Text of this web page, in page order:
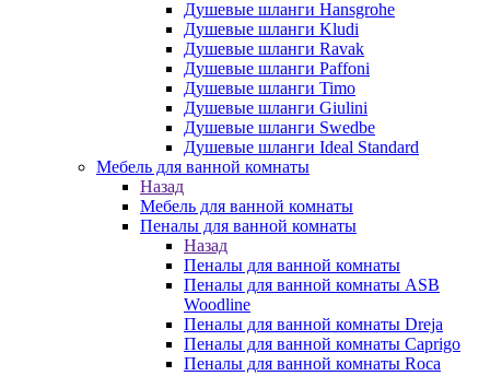
Душевые шланги Hansgrohe
Душевые шланги Kludi
Душевые шланги Ravak
Душевые шланги Paffoni
Душевые шланги Timo
Душевые шланги Giulini
Душевые шланги Swedbe
Душевые шланги Ideal Standard
Мебель для ванной комнаты
Назад
Мебель для ванной комнаты
Пеналы для ванной комнаты
Назад
Пеналы для ванной комнаты
Пеналы для ванной комнаты ASB
Woodline
Пеналы для ванной комнаты Dreja
Пеналы для ванной комнаты Caprigo
Пеналы для ванной комнаты Roca